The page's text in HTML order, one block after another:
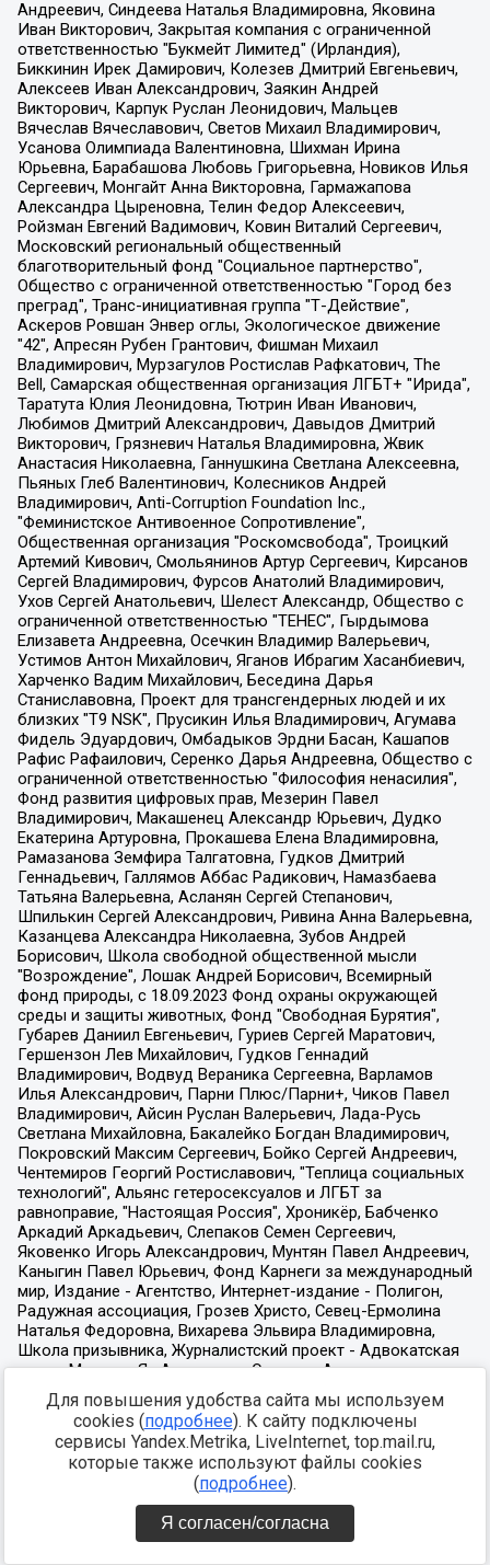
Для повышения удобства сайта мы используем
cookies (подробнее). К сайту подключены
сервисы Yandex.Metrika, LiveInternet, top.mail.ru,
которые также используют файлы cookies
(подробнее).
Я согласен/согласна